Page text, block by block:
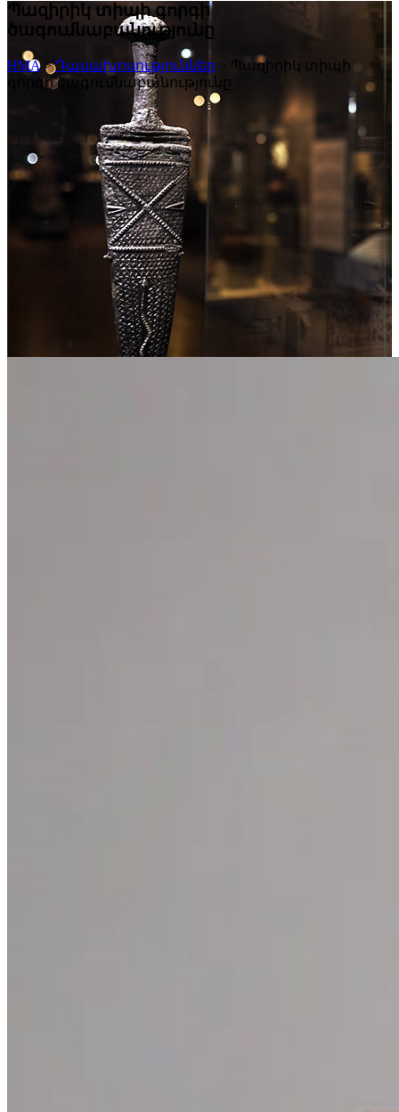
Պազիրիկ տիպի գորգի
ծագումնաբանությունը
HMA>Դասախոսություններ
Պազիրիկ տիպի
գորգի ծագումնաբանությունը